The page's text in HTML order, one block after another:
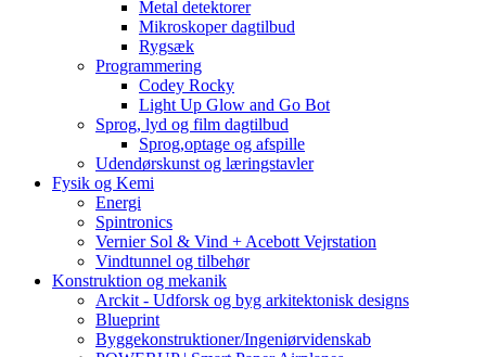
Metal detektorer
Mikroskoper dagtilbud
Rygsæk
Programmering
Codey Rocky
Light Up Glow and Go Bot
Sprog, lyd og film dagtilbud
Sprog,optage og afspille
Udendørskunst og læringstavler
Fysik og Kemi
Energi
Spintronics
Vernier Sol & Vind + Acebott Vejrstation
Vindtunnel og tilbehør
Konstruktion og mekanik
Arckit - Udforsk og byg arkitektonisk designs
Blueprint
Byggekonstruktioner/Ingeniørvidenskab